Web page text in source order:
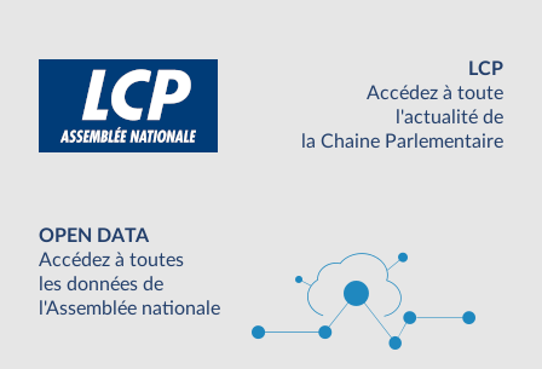
LCP
Accédez à toute
l'actualité de
la Chaine Parlementaire
OPEN DATA
Accédez à toutes
les données de
l'Assemblée nationale